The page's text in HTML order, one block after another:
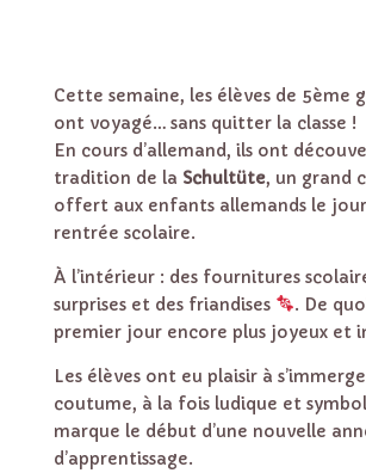
Cette semaine, les élèves de 5ème
ont voyagé… sans quitter la classe !
En cours d’allemand, ils ont
tradition de la Schultüte, un grand
offert aux enfants allemands le
rentrée scolaire.
À l’intérieur : des fournitures
surprises et des friandises
. De
premier jour encore plus joyeux et
Les élèves ont eu plaisir à
coutume, à la fois ludique et
marque le début d’une nouvelle
d’apprentissage.